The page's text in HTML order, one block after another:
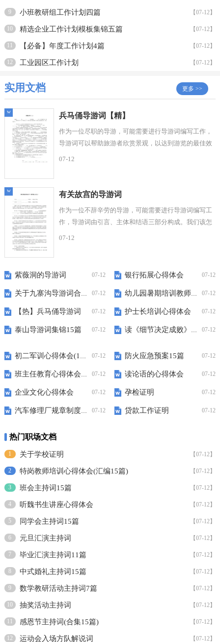
9 【07-12】
小班教研组工作计划四篇
10 【07-12】
精选企业工作计划模板集锦五篇
11 【07-12】
【必备】年度工作计划4篇
12 【07-12】
工业园区工作计划
实用文档 更多 >>
兵马俑导游词【精】
作为一位尽职的导游，可能需要进行导游词编写工作，
导游词可以帮助旅游者欣赏景观，以达到游览的最佳效
w
07-12
有关故宫的导游词
作为一位不辞辛劳的导游，可能需要进行导游词编写工
作，导游词由引言、主体和结语三部分构成。我们该怎
w
07-12
07-12
紫薇洞的导游词 07-12
银行拓展心得体会
07-12
关于九寨沟导游词合集15篇 07-12
幼儿园暑期培训教师心得体会
07-12
【热】兵马俑导游词 07-12
护士长培训心得体会
07-12
泰山导游词集锦15篇 07-12
读《细节决定成败》心得体会
07-12
初二军训心得体会(15篇) 07-12
防火应急预案15篇
07-12
班主任教育心得体会(15篇) 07-12
读论语的心得体会
07-12
企业文化心得体会 07-12
孕检证明
07-12
汽车修理厂规章制度14篇 07-12
贷款工作证明
热门职场文档
1 【07-12】
关于学校证明
2 【07-12】
特岗教师培训心得体会(汇编15篇)
3 【07-12】
班会主持词15篇
4 【07-12】
听魏书生讲座心得体会
5 【07-12】
同学会主持词15篇
6 【07-12】
元旦汇演主持词
7 【07-12】
毕业汇演主持词11篇
8 【07-12】
中式婚礼主持词15篇
9 【07-12】
数学教研活动主持词7篇
10 【07-12】
抽奖活动主持词
11 【07-12】
感恩节主持词(合集15篇)
12 【07-12】
运动会入场方队解说词